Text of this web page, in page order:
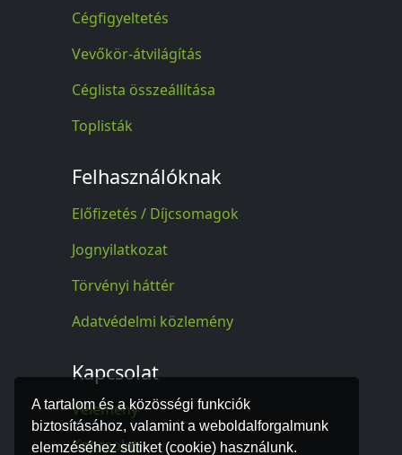
A tartalom és a közösségi funkciók
biztosításához, valamint a weboldalforgalmunk
elemzéséhez sütiket (cookie) használunk.
Cégfigyeltetés
Vevőkör-átvilágítás
Céglista összeállítása
Toplisták
Felhasználóknak
Előfizetés / Díjcsomagok
Jognyilatkozat
Törvényi háttér
Adatvédelmi közlemény
Kapcsolat
Vélemény
Kapcsolat